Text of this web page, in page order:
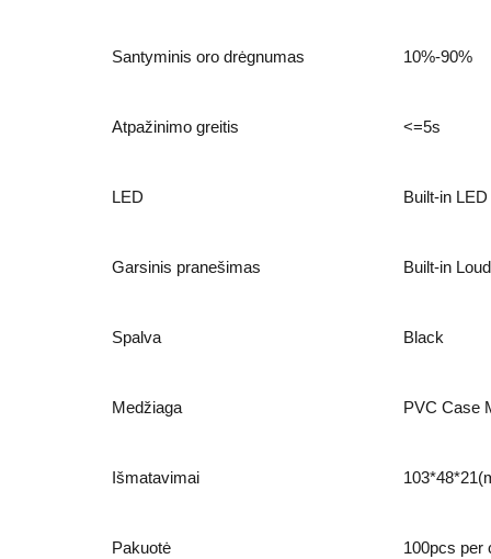
Santyminis oro drėgnumas 10%-90%
Atpažinimo greitis <=5s
LED Built-in
Garsinis pranešimas Built-in
Spalva Black
Medžiaga PVC Case
Išmatavimai
Pakuotė 100pcs per